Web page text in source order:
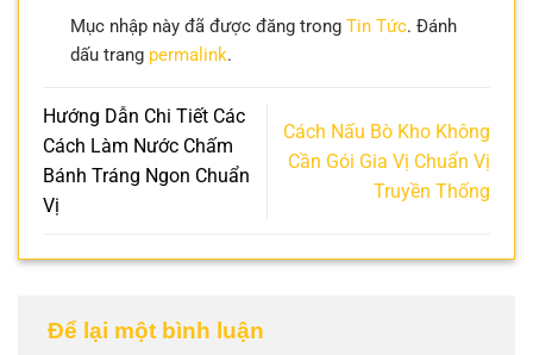
Mục nhập này đã được đăng trong Tin Tức. Đánh
dấu trang permalink.
Hướng Dẫn Chi Tiết Các
Cách Làm Nước Chấm
Bánh Tráng Ngon Chuẩn
Vị
Cách Nấu Bò Kho Không
Cần Gói Gia Vị Chuẩn Vị
Truyền Thống
Để lại một bình luận